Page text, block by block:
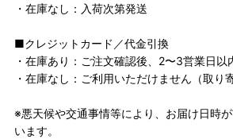
・在庫なし：入荷次第発送
■クレジットカード／代金引換
・在庫あり：ご注文確認後、2〜3営業日以
・在庫なし：ご利用いただけません（取り
※悪天候や交通事情等により、お届け日時
います。